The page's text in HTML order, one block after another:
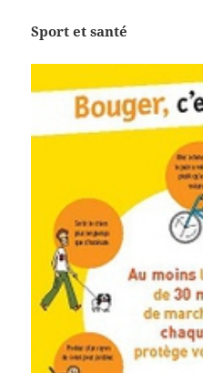
Sport et santé